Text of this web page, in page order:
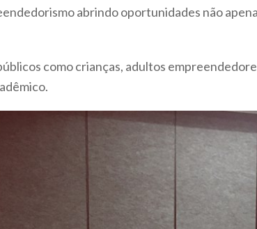
abrindo oportunidades não
como crianças, adultos